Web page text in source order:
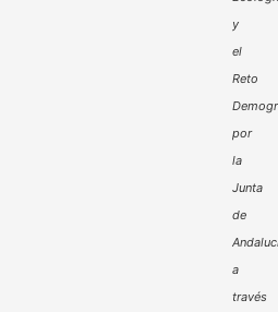
y
el
Reto
por
la
Junta
de
a
través